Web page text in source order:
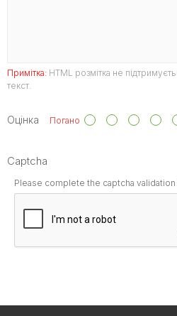
Примітка: HTML розмітка не
текст.
Оцінка Погано
Captcha
Please complete the captcha